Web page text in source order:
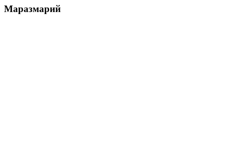
Маразмарий